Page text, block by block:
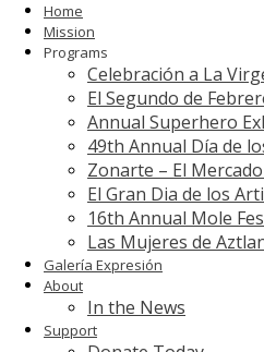
Home
Mission
Programs
Celebración a La
El Segundo de
Annual Superhero
49th Annual Día de
Zonarte – El
El Gran Dia de los
16th Annual Mole
Las Mujeres de
Galería Expresión
About
In the News
Support